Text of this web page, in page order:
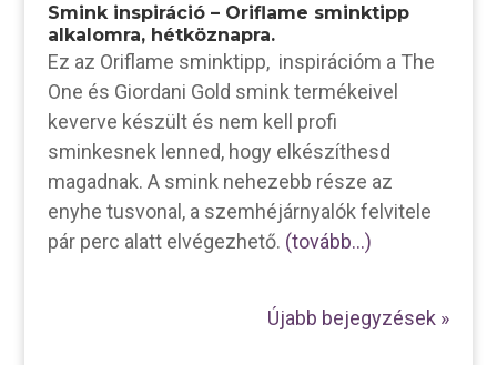
Smink inspiráció – Oriflame sminktipp
alkalomra, hétköznapra.
Ez az Oriflame sminktipp, inspirációm a The
One és Giordani Gold smink termékeivel
keverve készült és nem kell profi
sminkesnek lenned, hogy elkészíthesd
magadnak. A smink nehezebb része az
enyhe tusvonal, a szemhéjárnyalók felvitele
pár perc alatt elvégezhető. (tovább…)
Újabb bejegyzések »